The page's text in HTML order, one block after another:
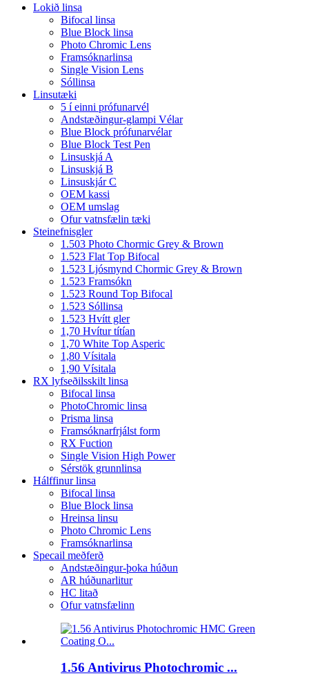
Lokið linsa
Bifocal linsa
Blue Block linsa
Photo Chromic Lens
Framsóknarlinsa
Single Vision Lens
Sóllinsa
Linsutæki
5 í einni prófunarvél
Andstæðingur-glampi Vélar
Blue Block prófunarvélar
Blue Block Test Pen
Linsuskjá A
Linsuskjá B
Linsuskjár C
OEM kassi
OEM umslag
Ofur vatnsfælin tæki
Steinefnisgler
1.503 Photo Chormic Grey & Brown
1.523 Flat Top Bifocal
1.523 Ljósmynd Chormic Grey & Brown
1.523 Framsókn
1.523 Round Top Bifocal
1.523 Sóllinsa
1.523 Hvítt gler
1,70 Hvítur títían
1,70 White Top Asperic
1,80 Vísitala
1,90 Vísitala
RX lyfseðilsskilt linsa
Bifocal linsa
PhotoChromic linsa
Prisma linsa
Framsóknarfrjálst form
RX Fuction
Single Vision High Power
Sérstök grunnlinsa
Hálffinur linsa
Bifocal linsa
Blue Block linsa
Hreinsa linsu
Photo Chromic Lens
Framsóknarlinsa
Specail meðferð
Andstæðingur-þoka húðun
AR húðunarlitur
HC litað
Ofur vatnsfælinn
1.56 Antivirus Photochromic ...